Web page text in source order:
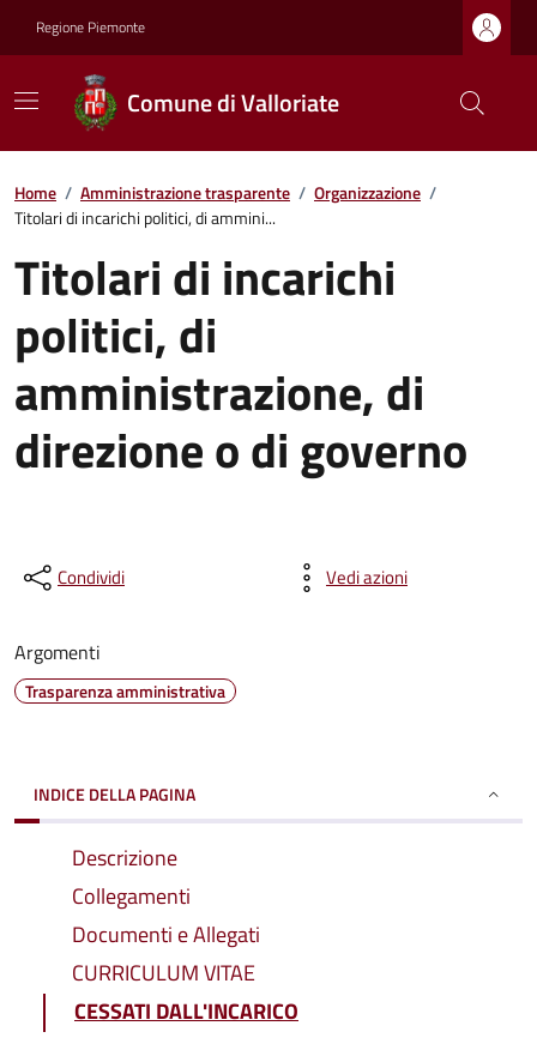
Regione Piemonte
Comune di Valloriate
Home / Amministrazione trasparente / Organizzazione /
Titolari di incarichi politici, di ammini...
Titolari di incarichi
politici, di
amministrazione, di
direzione o di governo
Condividi Vedi azioni
Argomenti
Trasparenza amministrativa
INDICE DELLA PAGINA
Descrizione
Collegamenti
Documenti e Allegati
CURRICULUM VITAE
CESSATI DALL'INCARICO